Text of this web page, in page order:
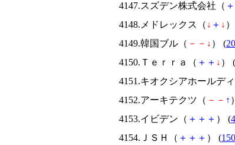
4147.スズデン株式会社（ ＋
4148.メドレックス（ ↓ ＋ ↓
4149.韓国ブル（ － － ↓ ） (
4150.Ｔｅｒｒａ（ ＋ ＋ ↓ ） (
4151.キオクシアホールデ
4152.アーキテクツ（ － － ↑
4153.イビデン（ ＋ ＋ ＋ ） (
4154.ＪＳＨ（ ＋ ＋ ＋ ） (